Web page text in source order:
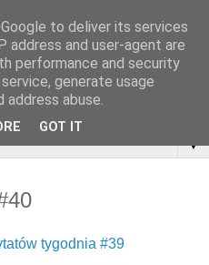
▼
tygodnia #39
to deliver its services
address and user-agent are
performance and security
generate usage
abuse.
GOT IT